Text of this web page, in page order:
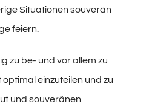
Situationen souverän
feiern.
zu be- und vor allem zu
einzuteilen und zu
und souveränen